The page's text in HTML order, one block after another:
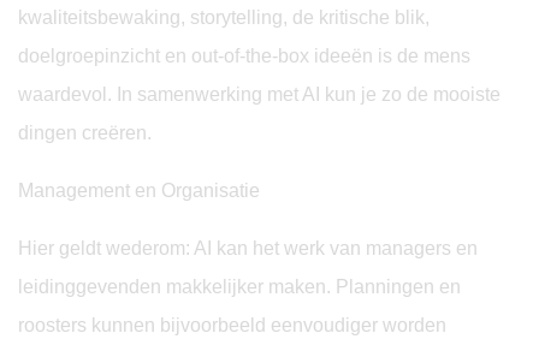
kwaliteitsbewaking, storytelling, de kritische blik,
doelgroepinzicht en out-of-the-box ideeën is de mens
waardevol. In samenwerking met AI kun je zo de mooiste
dingen creëren.
Management en Organisatie
Hier geldt wederom: AI kan het werk van managers en
leidinggevenden makkelijker maken. Planningen en
roosters kunnen bijvoorbeeld eenvoudiger worden